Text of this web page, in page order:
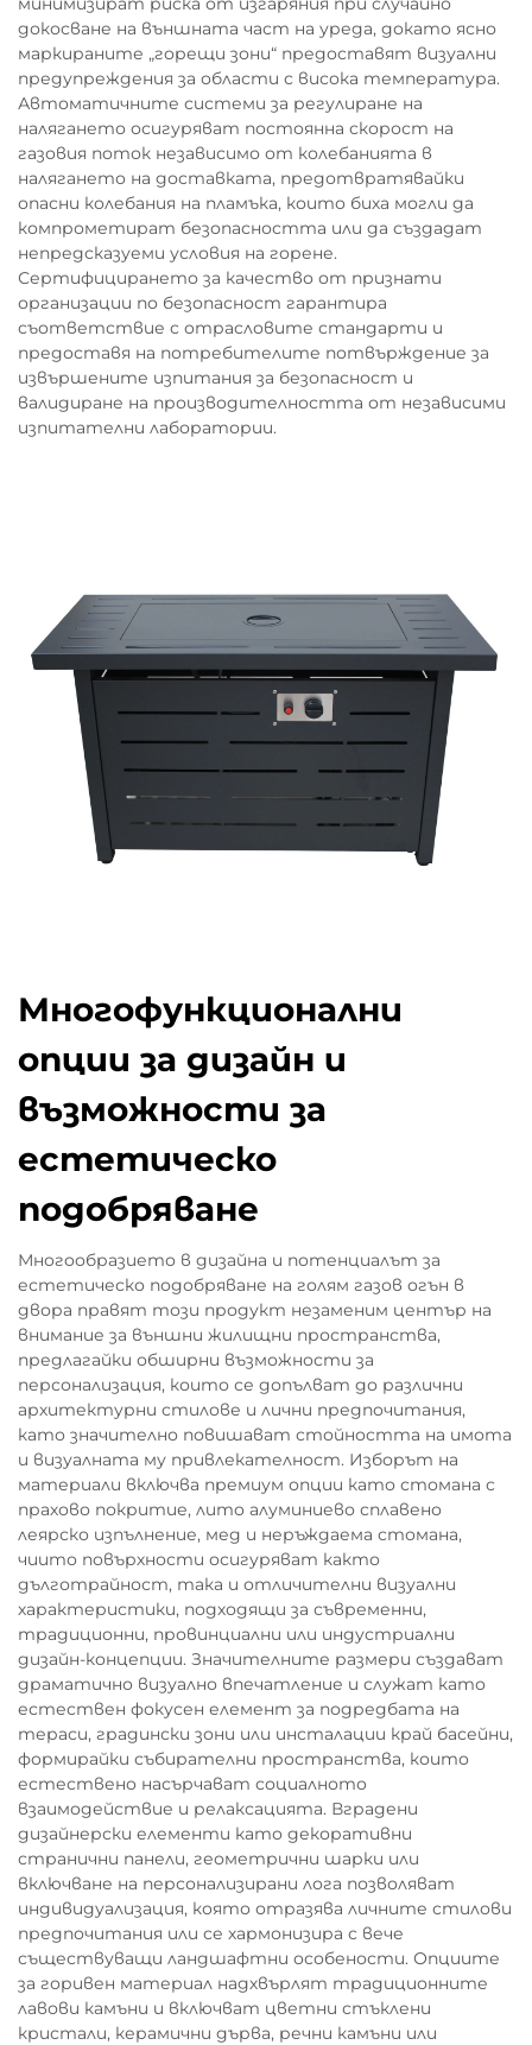
докосване на външната част на уреда, докато ясно
маркираните „горещи зони“ предоставят визуални
предупреждения за области с висока температура.
Автоматичните системи за регулиране на
налягането осигуряват постоянна скорост на
газовия поток независимо от колебанията в
налягането на доставката, предотвратявайки
опасни колебания на пламъка, които биха могли да
компрометират безопасността или да създадат
непредсказуеми условия на горене.
Сертифицирането за качество от признати
организации по безопасност гарантира
съответствие с отрасловите стандарти и
предоставя на потребителите потвърждение за
извършените изпитания за безопасност и
валидиране на производителността от независими
изпитателни лаборатории.
Многофункционални
опции за дизайн и
възможности за
естетическо
подобряване
Многообразието в дизайна и потенциалът за
естетическо подобряване на голям газов огън в
двора правят този продукт незаменим център на
внимание за външни жилищни пространства,
предлагайки обширни възможности за
персонализация, които се допълват до различни
архитектурни стилове и лични предпочитания,
като значително повишават стойността на имота
и визуалната му привлекателност. Изборът на
материали включва премиум опции като стомана с
прахово покритие, лито алуминиево сплавено
леярско изпълнение, мед и неръждаема стомана,
чиито повърхности осигуряват както
дълготрайност, така и отличителни визуални
характеристики, подходящи за съвременни,
традиционни, провинциални или индустриални
дизайн-концепции. Значителните размери създават
драматично визуално впечатление и служат като
естествен фокусен елемент за подредбата на
тераси, градински зони или инсталации край басейни,
формирайки събирателни пространства, които
естествено насърчават социалното
взаимодействие и релаксацията. Вградени
дизайнерски елементи като декоративни
странични панели, геометрични шарки или
включване на персонализирани лога позволяват
индивидуализация, която отразява личните стилови
предпочитания или се хармонизира с вече
съществуващи ландшафтни особености. Опциите
за горивен материал надхвърлят традиционните
лавови камъни и включват цветни стъклени
кристали, керамични дърва, речни камъни или